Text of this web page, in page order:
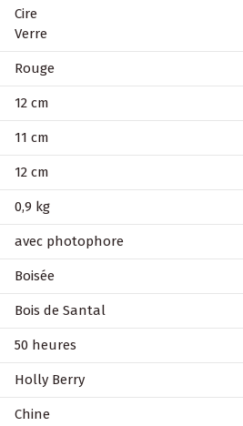
Cire
Verre
Rouge
12 cm
11 cm
12 cm
0,9 kg
avec photophore
Boisée
Bois de Santal
50 heures
Holly Berry
Chine